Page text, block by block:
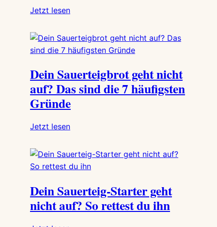
Jetzt lesen:
Probleme?
Diese
Lösungen
retten
deinen
Starter
Dein Sauerteigbrot geht nicht
auf? Das sind die 7 häufigsten
Gründe
Jetzt lesen:
Sauerteigbrot
geht
Das
sind
Dein Sauerteig-Starter geht
nicht auf? So rettest du ihn